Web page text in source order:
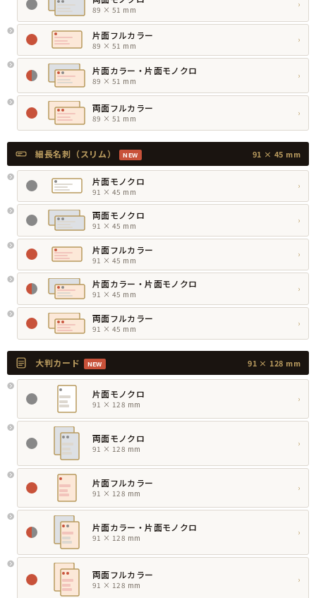
89 × 51 mm
›
片面フルカラー
89 × 51 mm
›
片面カラー・片面モノクロ
89 × 51 mm
›
両面フルカラー
89 × 51 mm
›
細長名刺（スリム） NEW 91 × 45 mm
片面モノクロ
91 × 45 mm
›
両面モノクロ
91 × 45 mm
›
片面フルカラー
91 × 45 mm
›
片面カラー・片面モノクロ
91 × 45 mm
›
両面フルカラー
91 × 45 mm
›
大判カード NEW 91 × 128 mm
片面モノクロ
91 × 128 mm
›
両面モノクロ
91 × 128 mm
›
片面フルカラー
91 × 128 mm
›
片面カラー・片面モノクロ
91 × 128 mm
›
両面フルカラー
91 × 128 mm
›